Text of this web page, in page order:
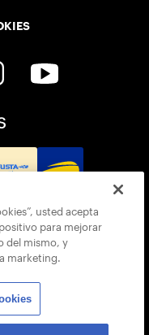
RESERVED
usted acepta
para mejorar
del mismo, y
marketing.